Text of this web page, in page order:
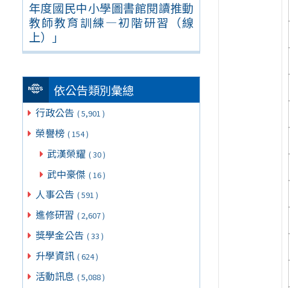
年度國民中小學圖書館閱讀推動
教師教育訓練—初階研習（線
上）」
依公告類別彙總
行政公告 ( 5,901 )
榮譽榜 ( 154 )
武漢榮耀 ( 30 )
武中豪傑 ( 16 )
人事公告 ( 591 )
進修研習 ( 2,607 )
獎學金公告 ( 33 )
升學資訊 ( 624 )
活動訊息 ( 5,088 )